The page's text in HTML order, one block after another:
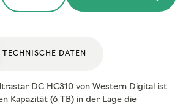
TECHNISCHE DATEN
DC HC310 von Western Digital ist
Kapazität (6 TB) in der Lage die